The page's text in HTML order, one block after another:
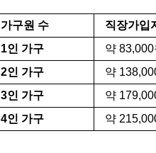
가구원 수 직장가입
1인 가구
약
2인 가구
약
3인 가구
약
4인 가구
약